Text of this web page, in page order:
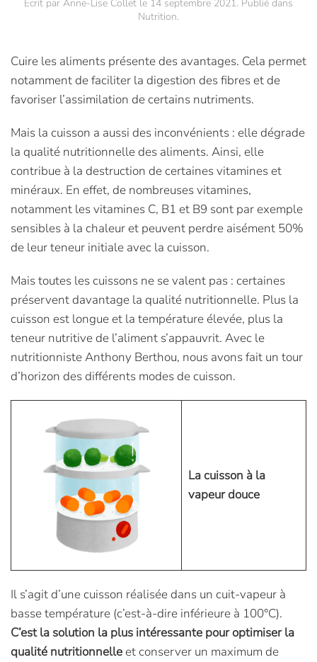
Écrit par Anne-Lise Collet le 14 septembre 2021. Publié dans
Nutrition.
Cuire les aliments présente des avantages. Cela permet
notamment de faciliter la digestion des fibres et de
favoriser l’assimilation de certains nutriments.
Mais la cuisson a aussi des inconvénients : elle dégrade
la qualité nutritionnelle des aliments. Ainsi, elle
contribue à la destruction de certaines vitamines et
minéraux. En effet, de nombreuses vitamines,
notamment les vitamines C, B1 et B9 sont par exemple
sensibles à la chaleur et peuvent perdre aisément 50%
de leur teneur initiale avec la cuisson.
Mais toutes les cuissons ne se valent pas : certaines
préservent davantage la qualité nutritionnelle. Plus la
cuisson est longue et la température élevée, plus la
teneur nutritive de l’aliment s’appauvrit. Avec le
nutritionniste Anthony Berthou, nous avons fait un tour
d’horizon des différents modes de cuisson.
La cuisson à la
vapeur douce
Il s’agit d’une cuisson réalisée dans un cuit-vapeur à
basse température (c’est-à-dire inférieure à 100°C).
C’est la solution la plus intéressante pour optimiser la
qualité nutritionnelleet conserver un maximum de